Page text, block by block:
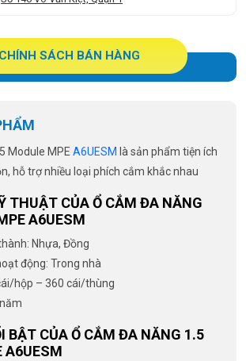
CHÍNH SÁCH BÁN HÀNG
Module MPE A6UESM là sản phẩm tiện ích
hỗ trợ nhiều loại phích cắm khắc nhau
THUẬT CỦA Ổ CẮM ĐA NĂNG
A6UESM
Nhựa, Đồng
động: Trong nhà
hộp – 360 cái/thùng
BẬT CỦA Ổ CẮM ĐA NĂNG 1.5
A6UESM